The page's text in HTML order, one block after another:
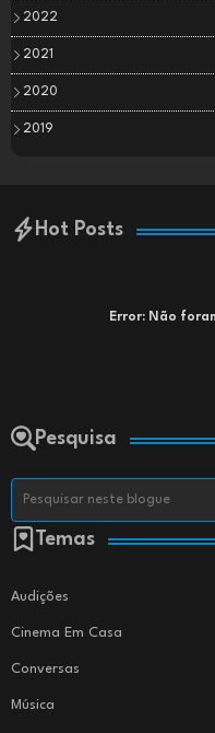
2022
2021
2020
2019
Hot Posts
Error: Não
Pesquisa
Temas
Audições
Cinema Em Casa
Conversas
Música